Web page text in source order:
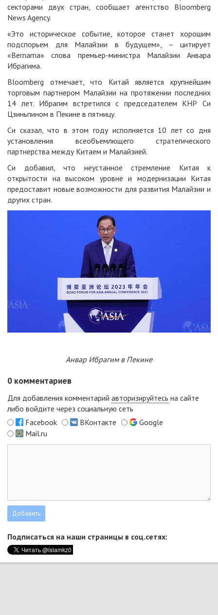
секторами двух стран, сообщает агентство Bloomberg
News Agency.
«Это историческое событие, которое станет хорошим
подспорьем для Малайзии в будущем», – цитирует
«Bernama» слова премьер-министра Малайзии Анвара
Ибрагима.
Bloomberg отмечает, что Китай является крупнейшим
торговым партнером Малайзии на протяжении последних
14 лет. Ибрагим встретился с председателем КНР Си
Цзиньпином в Пекине в пятницу.
Си сказал, что в этом году исполняется 10 лет со дня
установления всеобъемлющего стратегического
партнерства между Китаем и Малайзией.
Си добавил, что неустанное стремление Китая к
открытости на высоком уровне и модернизации Китая
предоставит новые возможности для развития Малайзии и
других стран.
Анвар Ибрагим в Пекине
0 комментариев
Для добавления комментарий авторизируйтесь на сайте
либо войдите через социальную сеть
Facebook
ВКонтакте
Google
Mail.ru
Подписаться на наши страницы в соц.сетях: